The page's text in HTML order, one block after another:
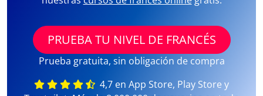
PRUEBA TU NIVEL DE FRANCÉS
Prueba gratuita, sin obligación de compra
4,7 en App Store, Play Store y